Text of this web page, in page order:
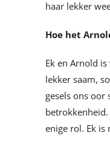
haar lekker
Hoe het
Ek en Arnold
lekker saam,
gesels ons oor
enige rol. Ek